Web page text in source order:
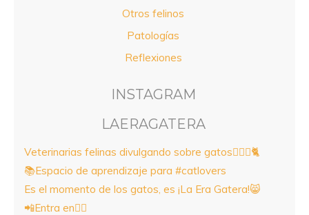
Otros felinos
Patologías
Reflexiones
INSTAGRAM
LAERAGATERA
Veterinarias felinas divulgando sobre gatos👩🏻‍⚕️🐈
📚Espacio de aprendizaje para #catlovers
Es el momento de los gatos, es ¡La Era Gatera!😸
📲Entra en👇🏼